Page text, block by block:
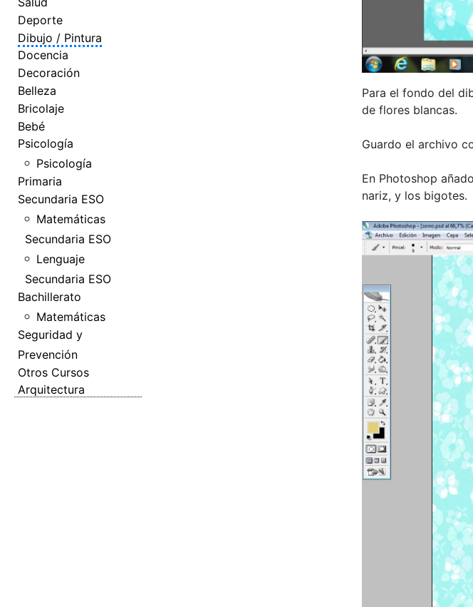
Deporte
Dibujo / Pintura
Docencia
Decoración
Belleza
Bricolaje
Bebé
Psicología
Psicología
Primaria
Secundaria ESO
Matemáticas
Secundaria ESO
Lenguaje
Secundaria ESO
Bachillerato
Matemáticas
Seguridad y
Prevención
Otros Cursos
Arquitectura
Para el fondo del
de flores blancas.
Guardo el archivo
En Photoshop
nariz, y los bigotes.